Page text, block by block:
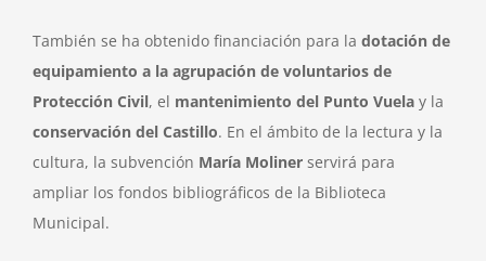
También se ha obtenido financiación para la dotación de
equipamiento a la agrupación de voluntarios de
Protección Civil, el mantenimiento del Punto Vuela y la
conservación del Castillo. En el ámbito de la lectura y la
cultura, la subvención María Moliner servirá para
ampliar los fondos bibliográficos de la Biblioteca
Municipal.